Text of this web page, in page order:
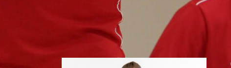
Kouvoja edustaneen 32-
vuotiaan Timi Puittisen kanssa.